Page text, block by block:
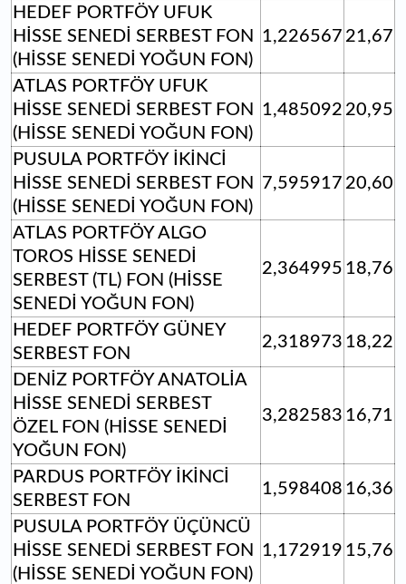
HEDEF PORTFÖY UFUK
HİSSE SENEDİ SERBEST FON
(HİSSE SENEDİ YOĞUN FON)
1,226567 21,67
ATLAS PORTFÖY UFUK
HİSSE SENEDİ SERBEST FON
(HİSSE SENEDİ YOĞUN FON)
1,485092 20,95
PUSULA PORTFÖY İKİNCİ
HİSSE SENEDİ SERBEST FON
(HİSSE SENEDİ YOĞUN FON)
7,595917 20,60
ATLAS PORTFÖY ALGO
TOROS HİSSE SENEDİ
SERBEST (TL) FON (HİSSE
SENEDİ YOĞUN FON)
2,364995 18,76
HEDEF PORTFÖY GÜNEY
SERBEST FON
2,318973 18,22
DENİZ PORTFÖY ANATOLİA
HİSSE SENEDİ SERBEST
ÖZEL FON (HİSSE SENEDİ
YOĞUN FON)
3,282583 16,71
PARDUS PORTFÖY İKİNCİ
SERBEST FON
1,598408 16,36
PUSULA PORTFÖY ÜÇÜNCÜ
HİSSE SENEDİ SERBEST FON
(HİSSE SENEDİ YOĞUN FON)
1,172919 15,76